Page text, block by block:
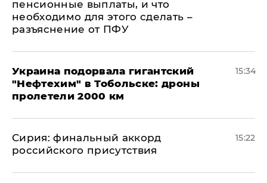
пенсионные выплаты, и что
необходимо для этого сделать –
разъяснение от ПФУ
Украина подорвала гигантский
"Нефтехим" в Тобольске: дроны
пролетели 2000 км
15:34
​Сирия: финальный аккорд
российского присутствия
15:22